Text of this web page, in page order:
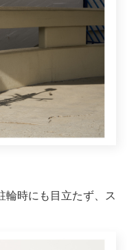
輪時にも目立たず、ス